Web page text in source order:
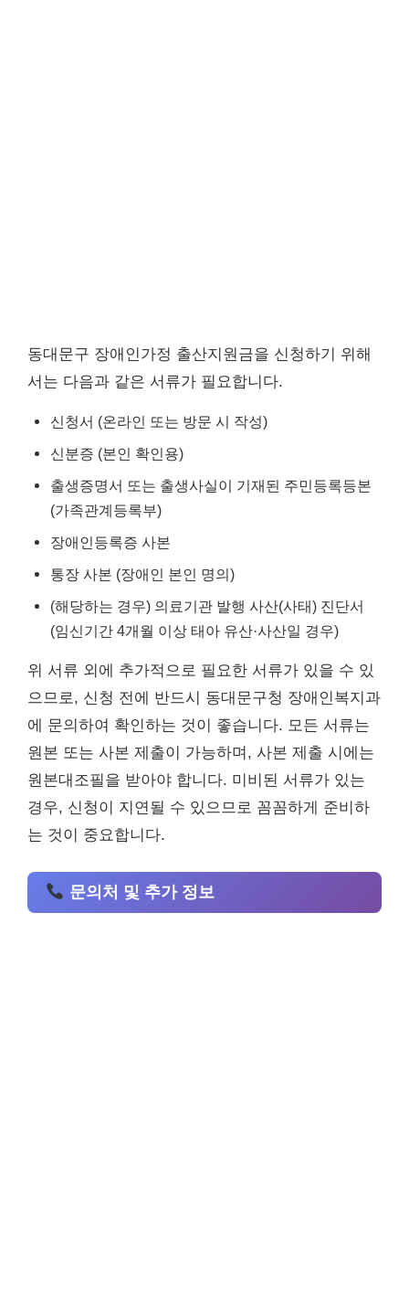
동대문구 장애인가정 출산지원금을 신청하기 위해
서는 다음과 같은 서류가 필요합니다.
신청서 (온라인 또는 방문 시 작성)
신분증 (본인 확인용)
출생증명서 또는 출생사실이 기재된 주민등록등본
(가족관계등록부)
장애인등록증 사본
통장 사본 (장애인 본인 명의)
(해당하는 경우) 의료기관 발행 사산(사태) 진단서
(임신기간 4개월 이상 태아 유산·사산일 경우)
위 서류 외에 추가적으로 필요한 서류가 있을 수 있
으므로, 신청 전에 반드시 동대문구청 장애인복지과
에 문의하여 확인하는 것이 좋습니다. 모든 서류는
원본 또는 사본 제출이 가능하며, 사본 제출 시에는
원본대조필을 받아야 합니다. 미비된 서류가 있는
경우, 신청이 지연될 수 있으므로 꼼꼼하게 준비하
는 것이 중요합니다.
문의처 및 추가 정보